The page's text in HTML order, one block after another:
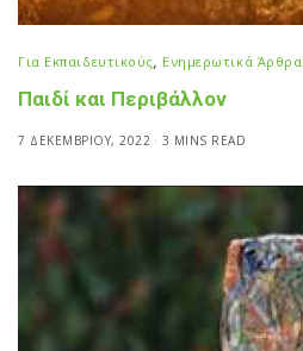
Για Εκπαιδευτικούς, Ενημερωτικά Άρθρα
Παιδί και Περιβάλλον
7 ΔΕΚΕΜΒΡΊΟΥ, 2022 3 MINS READ